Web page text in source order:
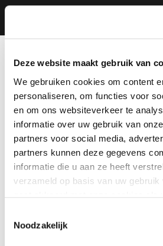
Deze website maakt gebruik van
We gebruiken cookies om content
personaliseren, om functies voor
en om ons websiteverkeer te
informatie over uw gebruik van
partners voor social media,
partners kunnen deze gegevens
informatie die u aan ze heeft
verzameld op basis van uw
Noodzakelijk